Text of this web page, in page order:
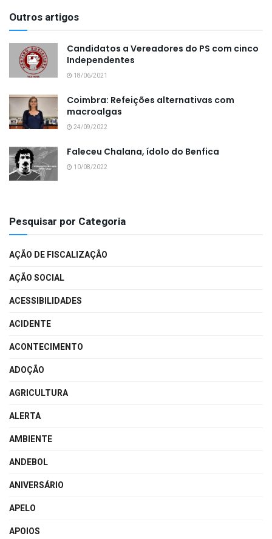
Outros artigos
Candidatos a Vereadores do PS com cinco
Independentes
18/06/2021
Coimbra: Refeições alternativas com
macroalgas
24/09/2022
Faleceu Chalana, ídolo do Benfica
10/08/2022
Pesquisar por Categoria
AÇÃO DE FISCALIZAÇÃO
AÇÃO SOCIAL
ACESSIBILIDADES
ACIDENTE
ACONTECIMENTO
ADOÇÃO
AGRICULTURA
ALERTA
AMBIENTE
ANDEBOL
ANIVERSÁRIO
APELO
APOIOS